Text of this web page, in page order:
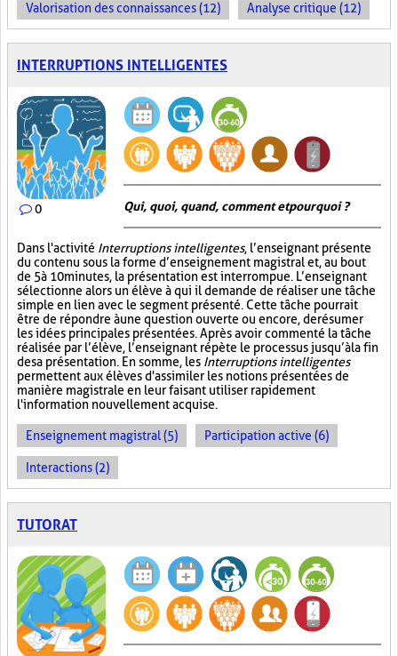
Valorisation des connaissances (12) Analyse critique (12)
INTERRUPTIONS INTELLIGENTES
0 Qui, quoi, quand, comment et pourquoi ?
Dans l'activité Interruptions intelligentes, l’enseignant présente
du contenu sous la forme d’enseignement magistral et, au bout
de 5 à 10 minutes, la présentation est interrompue. L’enseignant
sélectionne alors un élève à qui il demande de réaliser une tâche
simple en lien avec le segment présenté. Cette tâche pourrait
être de répondre à une question ouverte ou encore, de résumer
les idées principales présentées. Après avoir commenté la tâche
réalisée par l’élève, l’enseignant répète le processus jusqu’à la fin
de sa présentation. En somme, les Interruptions intelligentes
permettent aux élèves d'assimiler les notions présentées de
manière magistrale en leur faisant utiliser rapidement
l'information nouvellement acquise.
Enseignement magistral (5) Participation active (6)
Interactions (2)
TUTORAT